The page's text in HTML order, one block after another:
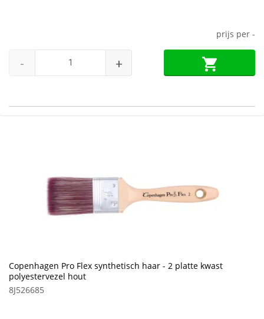
prijs per -
- +
Copenhagen Pro Flex synthetisch haar - 2 platte kwast
polyestervezel hout
8J526685